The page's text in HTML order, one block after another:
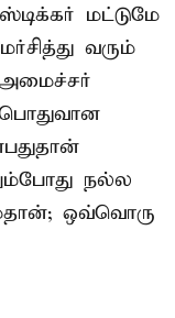
மட்டுமே
வரும்
அமைச்சர்
பொதுவான
நல்ல
ஒவ்வொரு